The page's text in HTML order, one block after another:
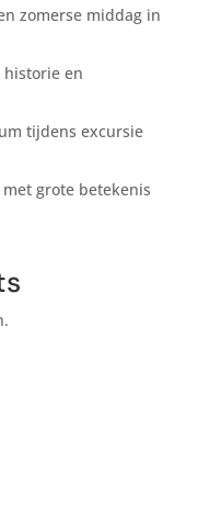
zomerse middag in
historie en
tijdens excursie
grote betekenis